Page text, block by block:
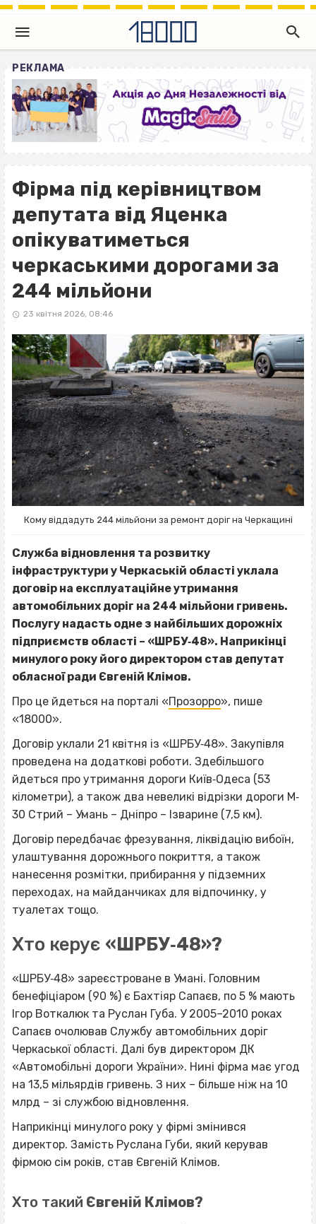
РЕКЛАМА
Фірма під керівництвом
депутата від Яценка
опікуватиметься
черкаськими дорогами за
244 мільйони
23 квітня 2026, 08:46
Кому віддадуть 244 мільйони за ремонт доріг на Черкащині
Служба відновлення та розвитку
інфраструктури у Черкаській області уклала
договір на експлуатаційне утримання
автомобільних доріг на 244 мільйони гривень.
Послугу надасть одне з найбільших дорожніх
підприємств області – «ШРБУ‐48». Наприкінці
минулого року його директором став депутат
обласної ради Євгеній Клімов.
Про це йдеться на порталі «Прозорро», пише
«18000».
Договір уклали 21 квітня із «ШРБУ‐48». Закупівля
проведена на додаткові роботи. Здебільшого
йдеться про утримання дороги Київ‐Одеса (53
кілометри), а також два невеликі відрізки дороги М‐
30 Стрий – Умань – Дніпро – Ізварине (7,5 км).
Договір передбачає фрезування, ліквідацію вибоїн,
улаштування дорожнього покриття, а також
нанесення розмітки, прибирання у підземних
переходах, на майданчиках для відпочинку, у
туалетах тощо.
Хто керує «ШРБУ‐48»?
«ШРБУ‐48» зареєстроване в Умані. Головним
бенефіціаром (90 %) є Бахтіяр Сапаєв, по 5 % мають
Ігор Воткалюк та Руслан Губа. У 2005–2010 роках
Сапаєв очолював Службу автомобільних доріг
Черкаської області. Далі був директором ДК
«Автомобільні дороги України». Нині фірма має угод
на 13,5 мільярдів гривень. З них – більше ніж на 10
млрд – зі службою відновлення.
Наприкінці минулого року у фірмі змінився
директор. Замість Руслана Губи, який керував
фірмою сім років, став Євгеній Клімов.
Хто такий Євгеній Клімов?